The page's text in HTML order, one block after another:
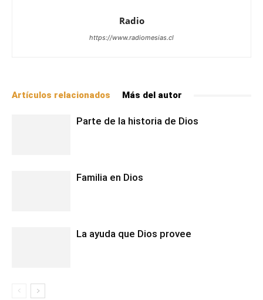
Radio
https://www.radiomesias.cl
Artículos relacionados Más del autor
Parte de la historia de Dios
Familia en Dios
La ayuda que Dios provee